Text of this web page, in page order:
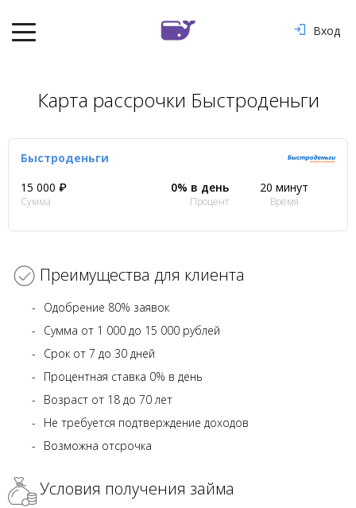
Вход
Карта рассрочки Быстроденьги
Быстроденьги
15 000 ₽
Сумма
0% в день
Процент
20 минут
Время
Преимущества для клиента
Одобрение 80% заявок
Сумма от 1 000 до 15 000 рублей
Срок от 7 до 30 дней
Процентная ставка 0% в день
Возраст от 18 до 70 лет
Не требуется подтверждение доходов
Возможна отсрочка
Условия получения займа